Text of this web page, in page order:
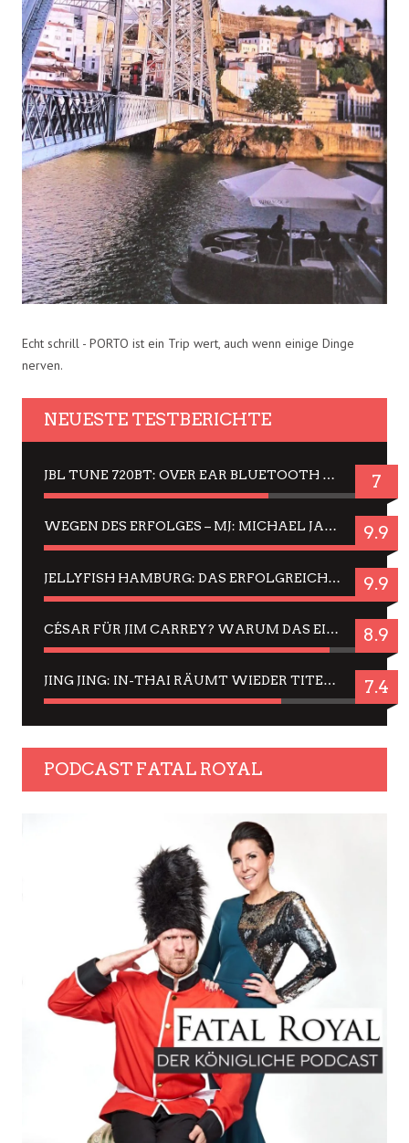
Echt schrill - PORTO ist ein Trip wert, auch wenn einige Dinge
nerven.
NEUESTE TESTBERICHTE
JBL TUNE 720BT: OVER EAR BLUETOOTH KOPFHÖRER UM DIE 50,-€ IM DAUER-TEST 7
WEGEN DES ERFOLGES – MJ: MICHAEL JACKSON MUSICAL IN EINER MATINEE SEHEN 9.9
JELLYFISH HAMBURG: DAS ERFOLGREICHE SOMMER-MENÜ 2025 IN GEFÜHLEN UND BILDERN 9.9
CÉSAR FÜR JIM CARREY? WARUM DAS EINER DER NERVIGSTEN ACTORS IST UND BLEIBT 8.9
JING JING: IN-THAI RÄUMT WIEDER TITEL AB – EIN ZWEI-STUNDEN-ERLEBNISBERICHT 7.4
PODCAST FATAL ROYAL